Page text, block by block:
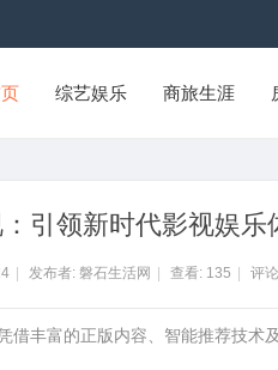
综艺娱乐 商旅生涯
引领新时代影视娱乐
发布者: 磐石生活网 查看: 135 评
借丰富的正版内容、智能推荐技术